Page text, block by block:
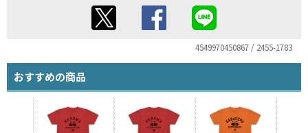
4549970450867 / 2455-1783
おすすめの商品